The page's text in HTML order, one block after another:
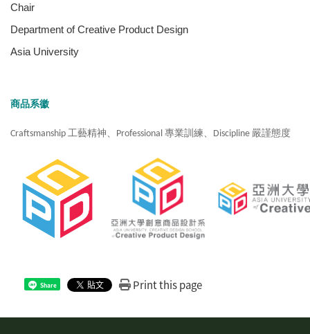
Chair
Department of Creative Product Design
Asia University
商品系徽
Craftsmanship 工藝精神、Professional 專業訓練、Discipline 嚴謹態度
Share Print this page